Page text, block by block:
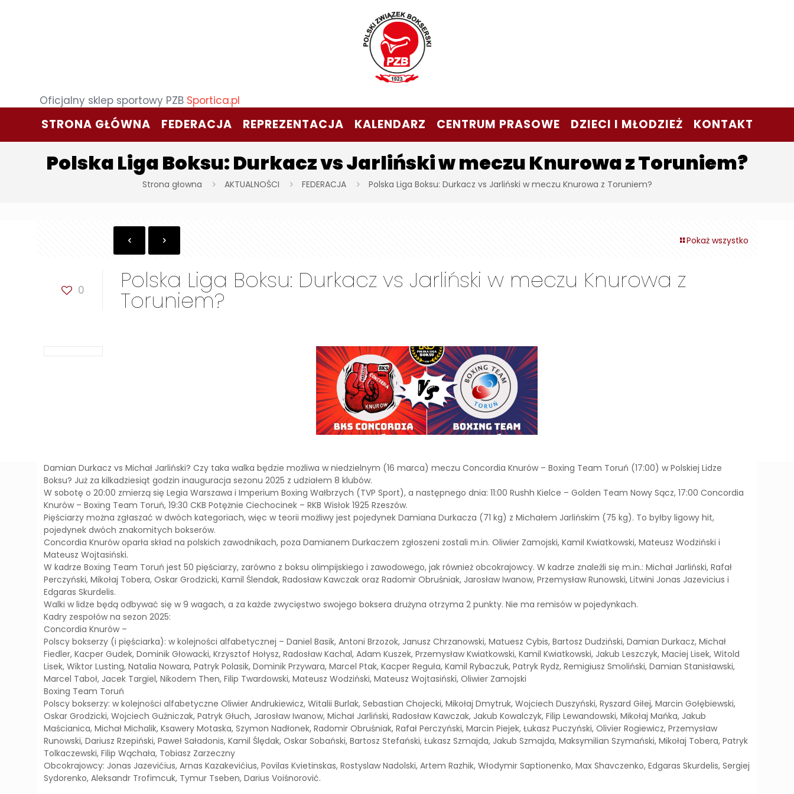
Oficjalny sklep sportowy PZB Sportica.pl
STRONA GŁÓWNA FEDERACJA REPREZENTACJA KALENDARZ CENTRUM PRASOWE DZIECI I MŁODZIEŻ KONTAKT
Polska Liga Boksu: Durkacz vs Jarliński w meczu Knurowa z Toruniem?
Strona głowna AKTUALNOŚCI FEDERACJA Polska Liga Boksu: Durkacz vs Jarliński w meczu Knurowa z Toruniem?
Pokaż wszystko
0 Polska Liga Boksu: Durkacz vs Jarliński w meczu Knurowa z
Toruniem?
Damian Durkacz vs Michał Jarliński? Czy taka walka będzie możliwa w niedzielnym (16 marca) meczu Concordia Knurów – Boxing Team Toruń (17:00) w Polskiej Lidze
Boksu? Już za kilkadziesiąt godzin inauguracja sezonu 2025 z udziałem 8 klubów.
W sobotę o 20:00 zmierzą się Legia Warszawa i Imperium Boxing Wałbrzych (TVP Sport), a następnego dnia: 11:00 Rushh Kielce – Golden Team Nowy Sącz, 17:00 Concordia
Knurów – Boxing Team Toruń, 19:30 CKB Potężnie Ciechocinek – RKB Wisłok 1925 Rzeszów.
Pięściarzy można zgłaszać w dwóch kategoriach, więc w teorii możliwy jest pojedynek Damiana Durkacza (71 kg) z Michałem Jarlińskim (75 kg). To byłby ligowy hit,
pojedynek dwóch znakomitych bokserów.
Concordia Knurów oparła skład na polskich zawodnikach, poza Damianem Durkaczem zgłoszeni zostali m.in. Oliwier Zamojski, Kamil Kwiatkowski, Mateusz Wodziński i
Mateusz Wojtasiński.
W kadrze Boxing Team Toruń jest 50 pięściarzy, zarówno z boksu olimpijskiego i zawodowego, jak również obcokrajowcy. W kadrze znaleźli się m.in.: Michał Jarliński, Rafał
Perczyński, Mikołaj Tobera, Oskar Grodzicki, Kamil Ślendak, Radosław Kawczak oraz Radomir Obruśniak, Jarosław Iwanow, Przemysław Runowski, Litwini Jonas Jazevicius i
Edgaras Skurdelis.
Walki w lidze będą odbywać się w 9 wagach, a za każde zwycięstwo swojego boksera drużyna otrzyma 2 punkty. Nie ma remisów w pojedynkach.
Kadry zespołów na sezon 2025:
Concordia Knurów –
Polscy bokserzy (i pięściarka): w kolejności alfabetycznej – Daniel Basik, Antoni Brzozok, Janusz Chrzanowski, Matuesz Cybis, Bartosz Dudziński, Damian Durkacz, Michał
Fiedler, Kacper Gudek, Dominik Głowacki, Krzysztof Hołysz, Radosław Kachal, Adam Kuszek, Przemysław Kwiatkowski, Kamil Kwiatkowski, Jakub Leszczyk, Maciej Lisek, Witold
Lisek, Wiktor Lusting, Natalia Nowara, Patryk Polasik, Dominik Przywara, Marcel Ptak, Kacper Reguła, Kamil Rybaczuk, Patryk Rydz, Remigiusz Smoliński, Damian Stanisławski,
Marcel Taboł, Jacek Targiel, Nikodem Then, Filip Twardowski, Mateusz Wodziński, Mateusz Wojtasiński, Oliwier Zamojski
Boxing Team Toruń
Polscy bokserzy: w kolejności alfabetyczne Oliwier Andrukiewicz, Witalii Burlak, Sebastian Chojecki, Mikołaj Dmytruk, Wojciech Duszyński, Ryszard Giłej, Marcin Gołębiewski,
Oskar Grodzicki, Wojciech Guźniczak, Patryk Głuch, Jarosław Iwanow, Michał Jarliński, Radosław Kawczak, Jakub Kowalczyk, Filip Lewandowski, Mikołaj Mańka, Jakub
Maścianica, Michał Michalik, Ksawery Motaska, Szymon Nadłonek, Radomir Obruśniak, Rafał Perczyński, Marcin Piejek, Łukasz Puczyński, Olivier Rogiewicz, Przemysław
Runowski, Dariusz Rzepiński, Paweł Saładonis, Kamil Ślędak, Oskar Sobański, Bartosz Stefański, Łukasz Szmajda, Jakub Szmajda, Maksymilian Szymański, Mikołaj Tobera, Patryk
Tolkaczewski, Filip Wąchała, Tobiasz Zarzeczny
Obcokrajowcy: Jonas Jazevićius, Arnas Kazakevićius, Povilas Kvietinskas, Rostyslaw Nadolski, Artem Razhik, Włodymir Saptionenko, Max Shavczenko, Edgaras Skurdelis, Sergiej
Sydorenko, Aleksandr Trofimcuk, Tymur Tseben, Darius Voiśnorović.